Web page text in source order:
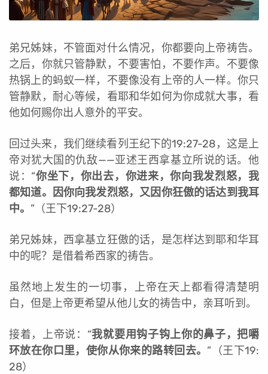
弟兄姊妹，不管面对什么情况，你都要向上帝祷告。
之后，你就只管静默，不要害怕，不要作声。不要像
热锅上的蚂蚁一样，不要像没有上帝的人一样。你只
管静默，耐心等候，看耶和华如何为你成就大事，看
他如何赐你出人意外的平安。
回过头来，我们继续看列王纪下的19:27-28，这是上
帝对犹大国的仇敌——亚述王西拿基立所说的话。他
说：“你坐下，你出去，你进来，你向我发烈怒，我
都知道。因你向我发烈怒，又因你狂傲的话达到我耳
中。 ”（王下19:27-28）
弟兄姊妹，西拿基立狂傲的话，是怎样达到耶和华耳
中的呢？是借着希西家的祷告。
虽然地上发生的一切事，上帝在天上都看得清楚明
白，但是上帝更希望从他儿女的祷告中，亲耳听到。
接着，上帝说：“我就要用钩子钩上你的鼻子，把嚼
环放在你口里，使你从你来的路转回去。 ”（王下19:
28）